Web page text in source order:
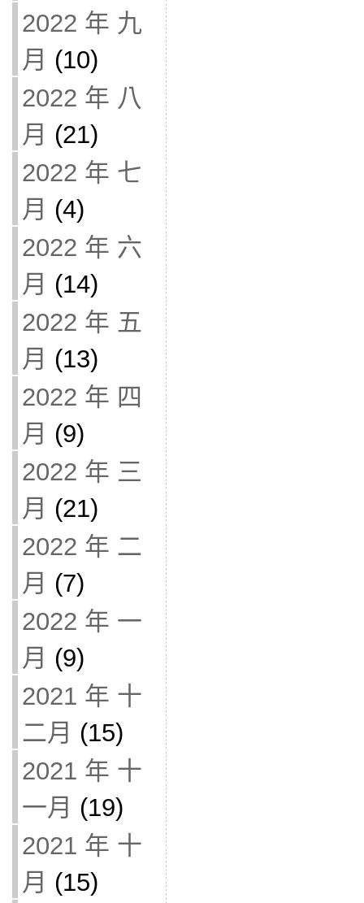
2022 年 九
月 (10)
2022 年 八
月 (21)
2022 年 七
月 (4)
2022 年 六
月 (14)
2022 年 五
月 (13)
2022 年 四
月 (9)
2022 年 三
月 (21)
2022 年 二
月 (7)
2022 年 一
月 (9)
2021 年 十
二月 (15)
2021 年 十
一月 (19)
2021 年 十
月 (15)